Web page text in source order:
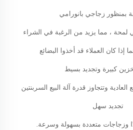
بمنظور زجاجي بانورامي
، مما يزيد من الرغبة في الشراء
إذا كان العملاء قد أخذوا البضائع
كبيرة وتجديد بسيط
العادية وتتجاوز قدرة آلة البيع السربنتين
تجديد سهل
وزجاجات متعددة بسهولة وسرعة.